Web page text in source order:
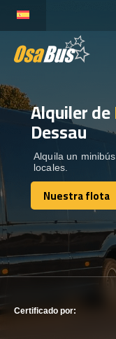
content
ALQUILER DE
DESTINOS
RECORRIDAS
Alquiler de
Dessau
Alquila un
locales.
Nuestra flota
Nuestra flota
Certificado por: